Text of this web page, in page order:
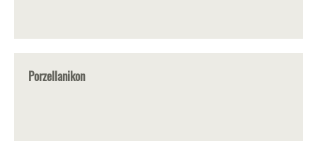
Porzellanikon